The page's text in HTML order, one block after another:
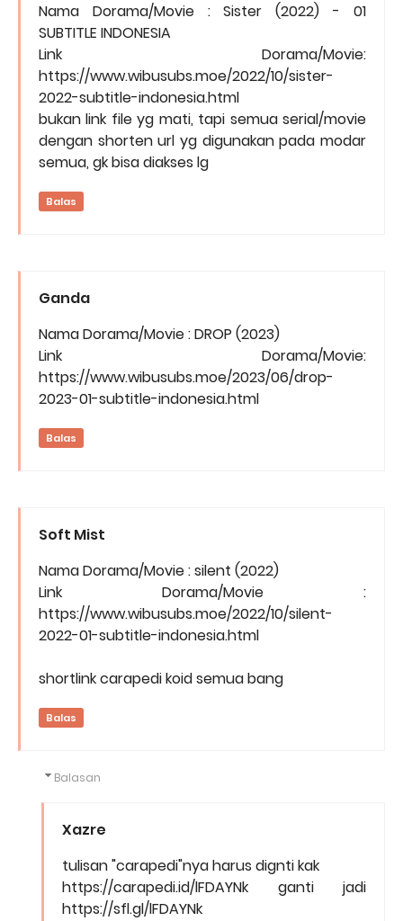
Nama Dorama/Movie : Sister (2022) - 01
SUBTITLE INDONESIA
Link Dorama/Movie:
https://www.wibusubs.moe/2022/10/sister-
2022-subtitle-indonesia.html
bukan link file yg mati, tapi semua serial/movie
dengan shorten url yg digunakan pada modar
semua, gk bisa diakses lg
Balas
Ganda
Nama Dorama/Movie : DROP (2023)
Link Dorama/Movie:
https://www.wibusubs.moe/2023/06/drop-
2023-01-subtitle-indonesia.html
Balas
Soft Mist
Nama Dorama/Movie : silent (2022)
Link Dorama/Movie :
https://www.wibusubs.moe/2022/10/silent-
2022-01-subtitle-indonesia.html
shortlink carapedi koid semua bang
Balas
Balasan
Xazre
tulisan "carapedi"nya harus dignti kak
https://carapedi.id/lFDAYNk ganti jadi
https://sfl.gl/lFDAYNk